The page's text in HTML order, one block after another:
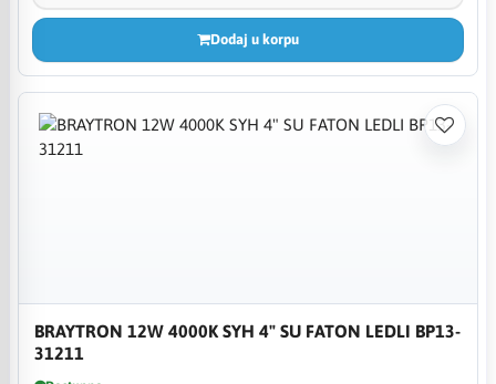
Dodaj u korpu
BRAYTRON 12W 4000K SYH 4" SU FATON LEDLI BP13-
31211